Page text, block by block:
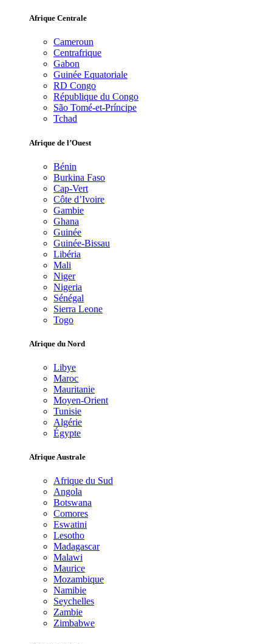
Afrique Centrale
Cameroun
Centrafrique
Gabon
Guinée Equatoriale
RD Congo
République du Congo
São Tomé-et-Príncipe
Tchad
Afrique de l’Ouest
Bénin
Burkina Faso
Cap-Vert
Côte d’Ivoire
Gambie
Ghana
Guinée
Guinée-Bissau
Libéria
Mali
Niger
Nigeria
Sénégal
Sierra Leone
Togo
Afrique du Nord
Libye
Maroc
Mauritanie
Moyen-Orient
Tunisie
Algérie
Égypte
Afrique Australe
Afrique du Sud
Angola
Botswana
Comores
Eswatini
Lesotho
Madagascar
Malawi
Maurice
Mozambique
Namibie
Seychelles
Zambie
Zimbabwe